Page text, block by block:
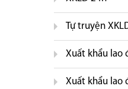
Tự truyện
Xuất khẩu lao
Xuất khẩu lao